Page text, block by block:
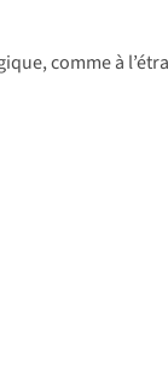
comme à